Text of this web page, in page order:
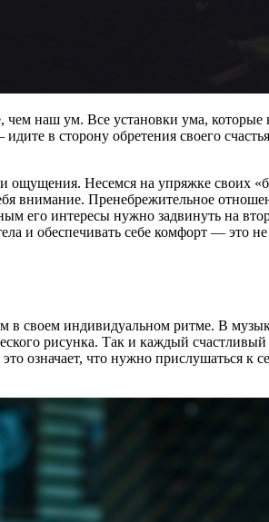
наш ум. Все установки ума,
в сторону обретения своего
Несемся на упряжке своих
внимание. Пренебрежительное
его интересы нужно задвинуть на
и обеспечивать себе комфорт — это
своем индивидуальном ритме. В
рисунка. Так и каждый
означает, что нужно прислушаться к